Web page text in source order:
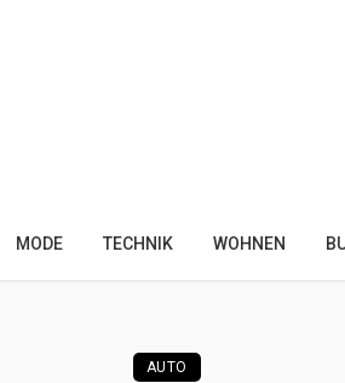
MODE TECHNIK WOHNEN
AUTO